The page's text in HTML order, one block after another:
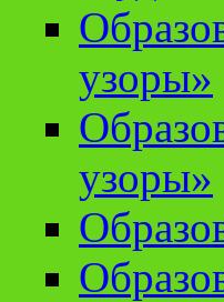
узоры»
узоры»